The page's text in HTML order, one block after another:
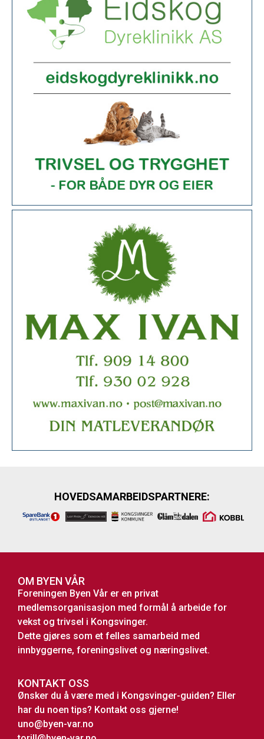
HOVEDSAMARBEIDSPARTNERE:
OM BYEN VÅR
Foreningen Byen Vår er en privat
medlemsorganisasjon med formål å arbeide for
vekst og trivsel i Kongsvinger.
Dette gjøres som et felles samarbeid med
innbyggerne, foreningslivet og næringslivet.
KONTAKT OSS
Ønsker du å være med i Kongsvinger-guiden? Eller
har du noen tips? Kontakt oss gjerne!
uno@byen-var.no